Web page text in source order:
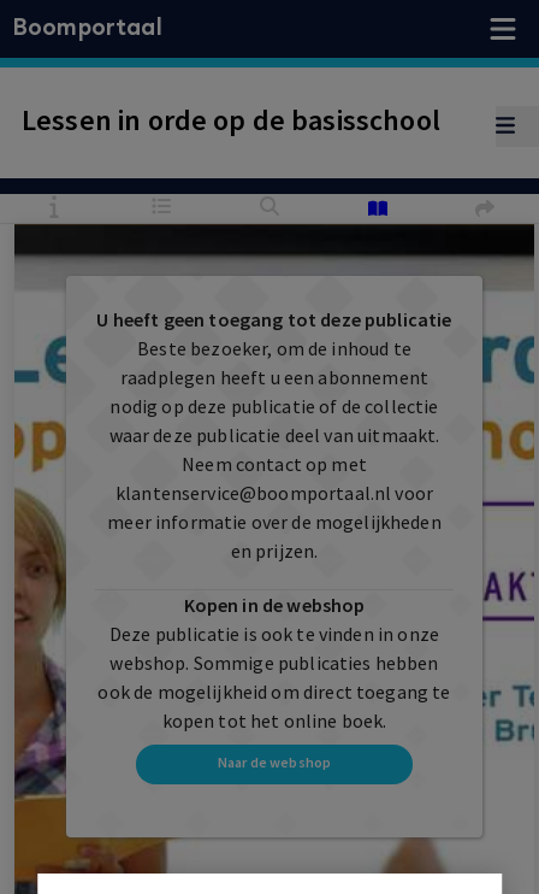
Boomportaal
Lessen in orde op de basisschool
U heeft geen toegang tot deze publicatie
Beste bezoeker, om de inhoud te
raadplegen heeft u een abonnement
nodig op deze publicatie of de collectie
waar deze publicatie deel van uitmaakt.
Neem contact op met
klantenservice@boomportaal.nl voor
meer informatie over de mogelijkheden
en prijzen.
Kopen in de webshop
Deze publicatie is ook te vinden in onze
webshop. Sommige publicaties hebben
ook de mogelijkheid om direct toegang te
kopen tot het online boek.
Naar de webshop